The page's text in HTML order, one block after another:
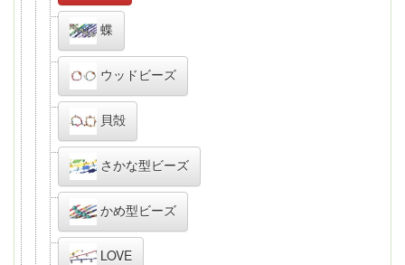
蝶
ウッドビーズ
貝殻
さかな型ビーズ
かめ型ビーズ
LOVE